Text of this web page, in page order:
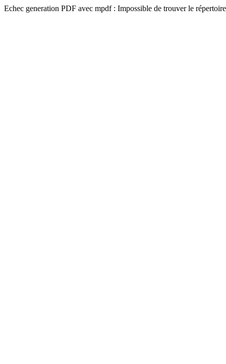
Echec generation PDF avec mpdf : Impossible de trouver le